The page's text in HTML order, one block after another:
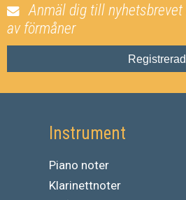
Anmäl dig till
av förmåner
Registrerad
Instrument
Piano noter
Klarinettnoter